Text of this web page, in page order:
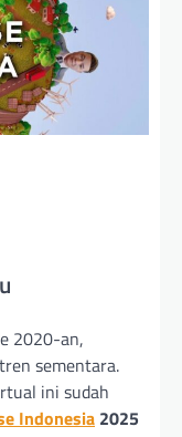
2020-an,
sementara.
ini sudah
Indonesia 2025